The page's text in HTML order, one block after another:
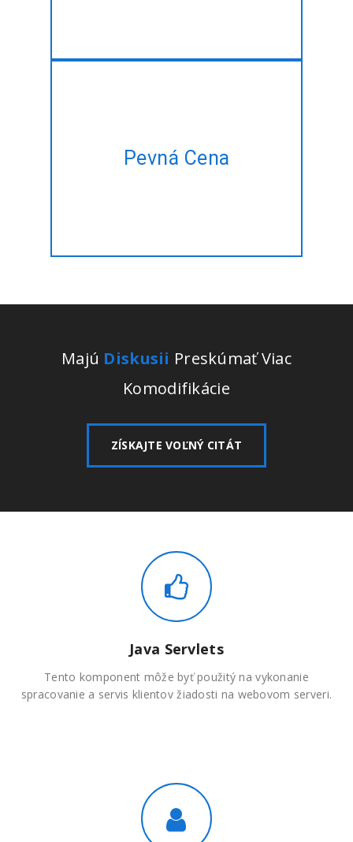
Pevná Cena
čas na správu? Dovoľte nám,
Majú Diskusii Preskúmať Viac
Komodifikácie
ZÍSKAJTE VOĽNÝ CITÁT
Java Servlets
Tento komponent môže byť použitý na vykonanie
spracovanie a servis klientov žiadosti na webovom serveri.